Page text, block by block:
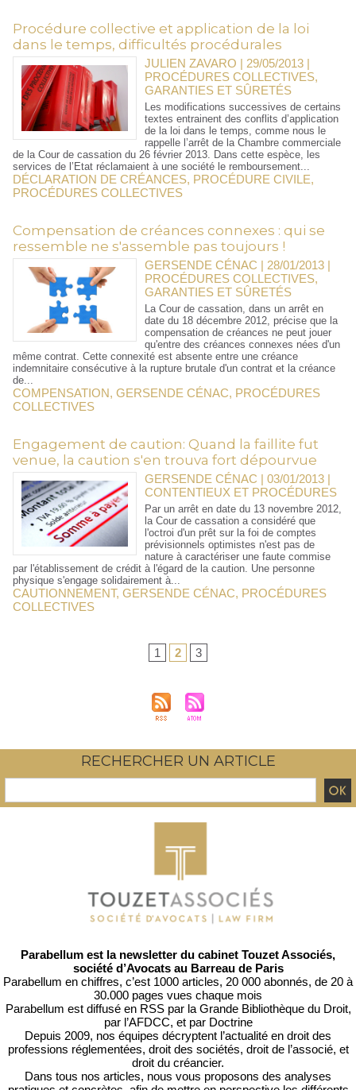
Procédure collective et application de la loi
dans le temps, difficultés procédurales
JULIEN ZAVARO | 29/05/2013 |
PROCÉDURES COLLECTIVES,
GARANTIES ET SÛRETÉS
Les modifications successives de certains
textes entrainent des conflits d’application
de la loi dans le temps, comme nous le
rappelle l’arrêt de la Chambre commerciale
de la Cour de cassation du 26 février 2013. Dans cette espèce, les
services de l’Etat réclamaient à une société le remboursement...
DÉCLARATION DE CRÉANCES, PROCÉDURE CIVILE,
PROCÉDURES COLLECTIVES
Compensation de créances connexes : qui se
ressemble ne s'assemble pas toujours !
GERSENDE CÉNAC | 28/01/2013 |
PROCÉDURES COLLECTIVES,
GARANTIES ET SÛRETÉS
La Cour de cassation, dans un arrêt en
date du 18 décembre 2012, précise que la
compensation de créances ne peut jouer
qu'entre des créances connexes nées d'un
même contrat. Cette connexité est absente entre une créance
indemnitaire consécutive à la rupture brutale d'un contrat et la créance
de...
COMPENSATION, GERSENDE CÉNAC, PROCÉDURES
COLLECTIVES
Engagement de caution: Quand la faillite fut
venue, la caution s'en trouva fort dépourvue
GERSENDE CÉNAC | 03/01/2013 |
CONTENTIEUX ET PROCÉDURES
Par un arrêt en date du 13 novembre 2012,
la Cour de cassation a considéré que
l'octroi d'un prêt sur la foi de comptes
prévisionnels optimistes n'est pas de
nature à caractériser une faute commise
par l'établissement de crédit à l'égard de la caution. Une personne
physique s'engage solidairement à...
CAUTIONNEMENT, GERSENDE CÉNAC, PROCÉDURES
COLLECTIVES
1 2 3
RECHERCHER UN ARTICLE
Parabellum est la newsletter du cabinet Touzet Associés,
société d’Avocats au Barreau de Paris
Parabellum en chiffres, c’est 1000 articles, 20 000 abonnés, de 20 à
30.000 pages vues chaque mois
Parabellum est diffusé en RSS par la Grande Bibliothèque du Droit,
par l’AFDCC, et par Doctrine
Depuis 2009, nos équipes décryptent l’actualité en droit des
professions réglementées, droit des sociétés, droit de l’associé, et
droit du créancier.
Dans tous nos articles, nous vous proposons des analyses